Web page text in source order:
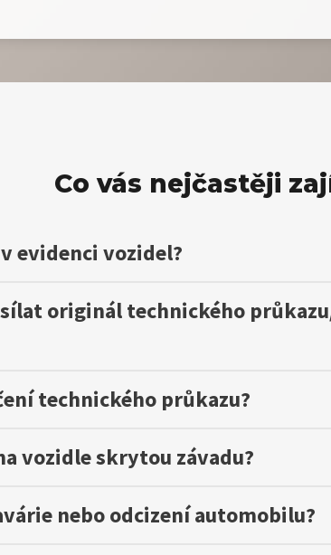
Co vás nejčastěji
evidenci vozidel?
originál technického
technického průkazu?
vozidle skrytou závadu?
nebo odcizení automobilu?